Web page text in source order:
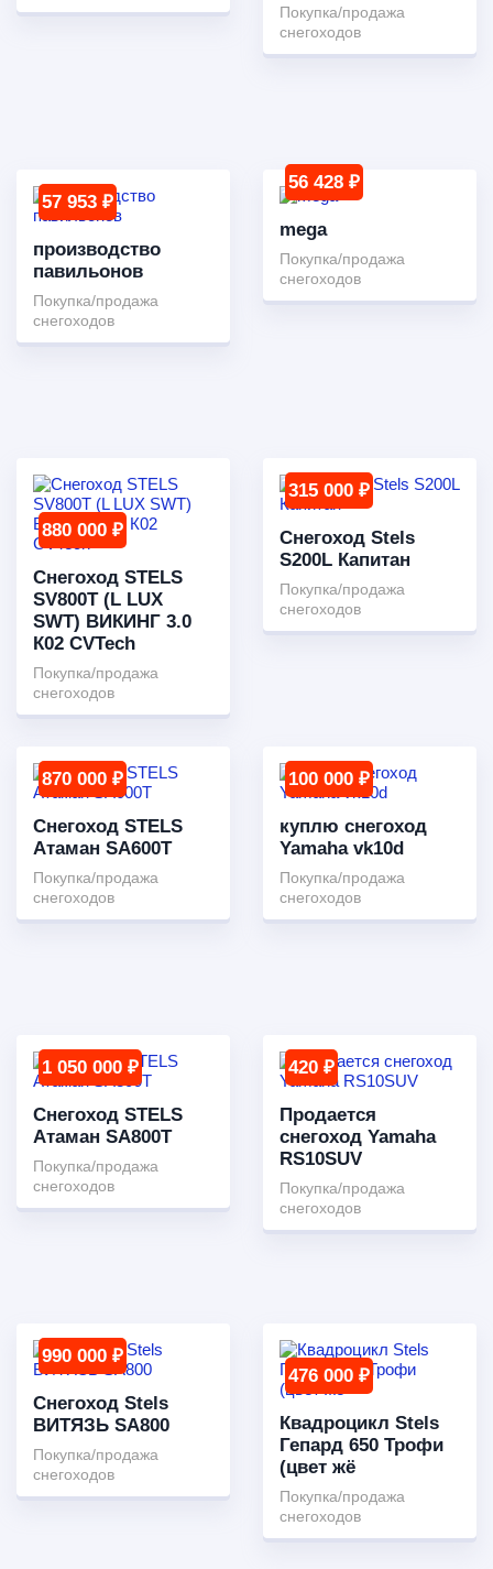
Покупка/продажа
снегоходов
57 953 ₽
производство
павильонов
Покупка/продажа
снегоходов
56 428 ₽
mega
Покупка/продажа
снегоходов
880 000 ₽
Снегоход STELS
SV800T (L LUX
SWT) ВИКИНГ 3.0
К02 CVTech
Покупка/продажа
снегоходов
315 000 ₽
Снегоход Stels
S200L Капитан
Покупка/продажа
снегоходов
870 000 ₽
Снегоход STELS
Атаман SA600T
Покупка/продажа
снегоходов
100 000 ₽
куплю снегоход
Yamaha vk10d
Покупка/продажа
снегоходов
1 050 000 ₽
Снегоход STELS
Атаман SA800T
Покупка/продажа
снегоходов
420 ₽
Продается
снегоход Yamaha
RS10SUV
Покупка/продажа
снегоходов
990 000 ₽
Снегоход Stels
ВИТЯЗЬ SA800
Покупка/продажа
снегоходов
476 000 ₽
Квадроцикл Stels
Гепард 650 Трофи
(цвет жё
Покупка/продажа
снегоходов